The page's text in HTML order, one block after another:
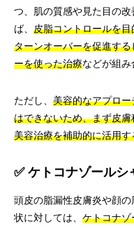
つ、肌の質感や見た目の
ば、 皮脂コントロールを
ターンオーバーを促進す
ーを使った治療などが組み
ただし、 美容的なアプロ
はできないため、まず皮
美容治療を補助的に活用
✅ ケトコナゾールシ
頭皮の脂漏性皮膚炎や顔
状に対しては、 ケトコナゾ